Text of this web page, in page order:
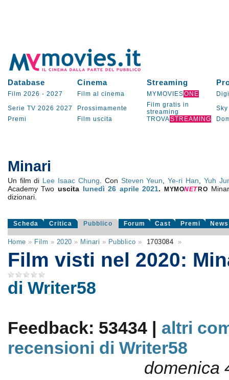
Database Cinema Streaming
Film 2026 - 2027 Film al cinema MYMOVIESONE
Serie TV 2026 2027 Prossimamente
Film gratis in
streaming
Sky
Premi
Film uscita TROVASTREAMING
Minari
Un film di Lee Isaac Chung . Con Steven Yeun ,Ye-ri Han
Yuh
Academy Two uscita lunedì 26 aprile 2021.MYMONET RO
dizionari.
Scheda Critica Pubblico Forum Cast Premi News
Home » Film » 2020 » Minari » Pubblico » 1703084 »
Film visti nel 2020:
di Writer58
Feedback: 53434 | altri
recensioni di Writer58
domenica